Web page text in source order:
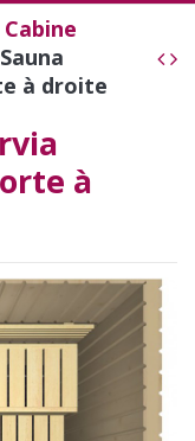
Cabine
à droite
à